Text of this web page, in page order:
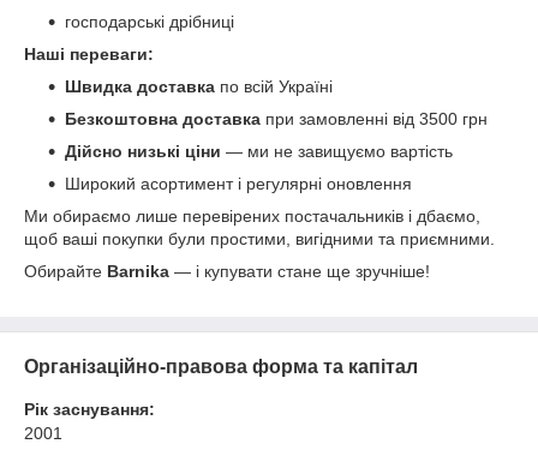
господарські дрібниці
Наші переваги:
Швидка доставка по всій Україні
Безкоштовна доставка при замовленні від 3500 грн
Дійсно низькі ціни — ми не завищуємо вартість
Широкий асортимент і регулярні оновлення
Ми обираємо лише перевірених постачальників і дбаємо,
щоб ваші покупки були простими, вигідними та приємними.
Обирайте Barnika — і купувати стане ще зручніше!
Організаційно-правова форма та капітал
Рік заснування:
2001